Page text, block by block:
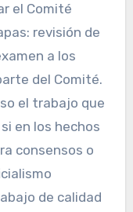
el Comité
revisión de
a los
del Comité.
el trabajo que
en los hechos
consensos o
de calidad